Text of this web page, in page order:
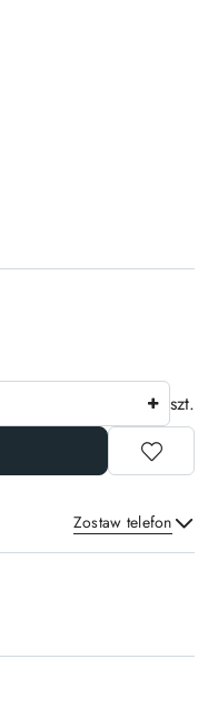
szt.
Zostaw telefon